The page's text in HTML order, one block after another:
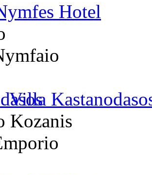
Hotel
Villa
Kozanis